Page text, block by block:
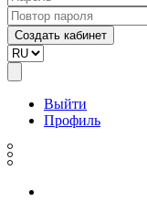
Выйти
Профиль